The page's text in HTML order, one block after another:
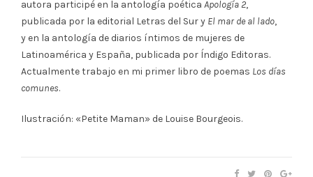
autora participé en la antología poética Apología 2,
publicada por la editorial Letras del Sur y El mar de al lado,
y en la antología de diarios íntimos de mujeres de
Latinoamérica y España, publicada por Índigo Editoras.
Actualmente trabajo en mi primer libro de poemas Los días
comunes.
Ilustración: «Petite Maman» de Louise Bourgeois.